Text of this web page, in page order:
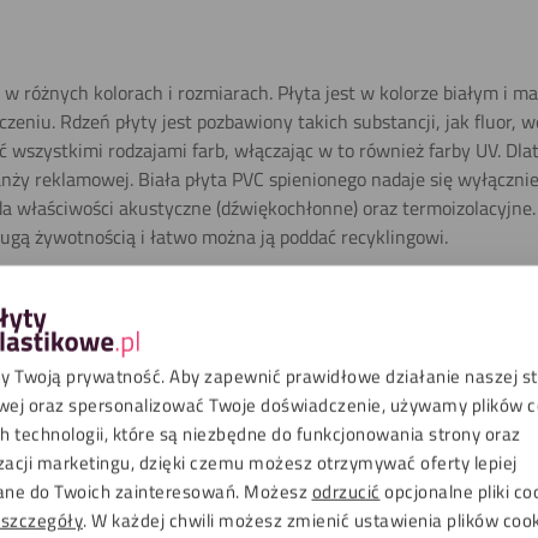
Twoją prywatność. Aby zapewnić prawidłowe działanie naszej
oraz spersonalizować Twoje doświadczenie, używamy plików
technologii, które są niezbędne do funkcjonowania strony oraz
marketingu, dzięki czemu możesz otrzymywać oferty lepiej
do Twoich zainteresowań. Możeszodrzucićopcjonalne pliki
. W każdej chwili możesz zmienić ustawienia plików
w różnych kolorach i rozmiarach. Płyta jest w kolorze białym i
Rdzeń płyty jest pozbawiony takich substancji, jak fluor,
wszystkimi rodzajami farb, włączając w to również farby UV.
reklamowej. Biała płyta PVC spienionego nadaje się
właściwości akustyczne (dźwiękochłonne) oraz
żywotnością i łatwo można ją poddać recyklingowi.
do pobrania
Biały sygnałowy (indykacja RAL:RAL9003)
Przednia strona matowa, Struktura, Tylna strona matowa